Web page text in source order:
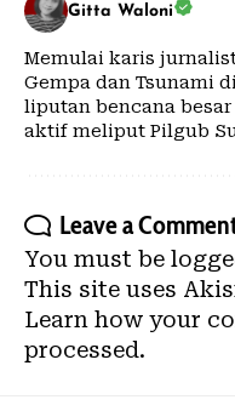
Gitta Waloni
Memulai karis
Gempa dan Tsunami
liputan bencana besar
aktif meliput Pilgub
Leave a
You must be
This site uses
Learn how your
processed.